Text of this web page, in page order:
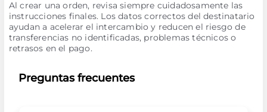
Al crear una orden, revisa siempre cuidadosamente las
instrucciones finales. Los datos correctos del destinatario
ayudan a acelerar el intercambio y reducen el riesgo de
transferencias no identificadas, problemas técnicos o
retrasos en el pago.
Preguntas frecuentes